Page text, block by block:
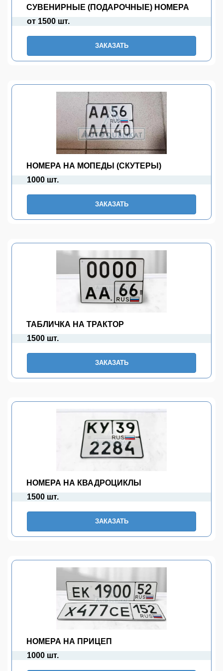
СУВЕНИРНЫЕ (ПОДАРОЧНЫЕ) НОМЕРА
от 1500 шт.
ЗАКАЗАТЬ
НОМЕРА НА МОПЕДЫ (СКУТЕРЫ)
1000 шт.
ЗАКАЗАТЬ
ТАБЛИЧКА НА ТРАКТОР
1500 шт.
ЗАКАЗАТЬ
НОМЕРА НА КВАДРОЦИКЛЫ
1500 шт.
ЗАКАЗАТЬ
НОМЕРА НА ПРИЦЕП
1000 шт.